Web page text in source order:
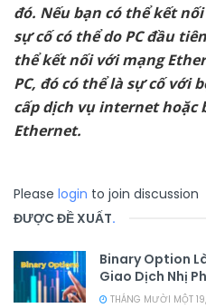
đó. Nếu bạn có thể kết
sự cố có thể do PC đầu
thể kết nối với mạng
PC, đó có thể là sự cố với
cấp dịch vụ internet hoặc
Ethernet.
Please login to join discussion
ĐƯỢC ĐỀ XUẤT.
Binary Option
Giao Dịch Nhị
THÁNG MƯỜI MỘT